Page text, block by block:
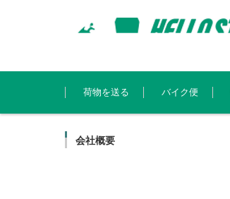
コンテンツに移動
荷物を送る
バイク便
会社概要